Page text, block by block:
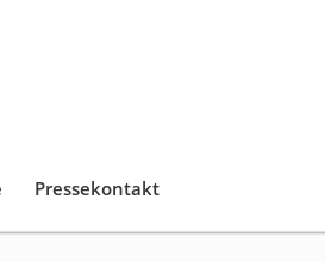
Pressekontakt